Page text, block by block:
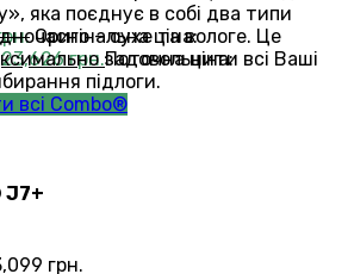
Оригінальна ціна:
23,626грн.Поточна ціна:
всі Combo®
яка поєднує в собі два типи
– сухе та вологе. Це
задовольнити всі Ваші
підлоги.
J7+
грн.